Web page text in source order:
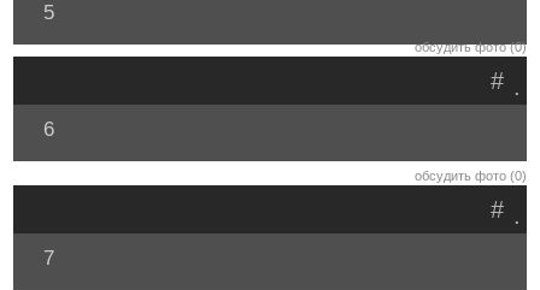
5
обсудить фото (0)
.
#
6
обсудить фото (0)
.
#
7